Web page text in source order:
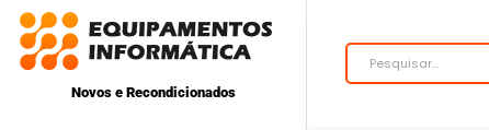
Novos e Recondicionados